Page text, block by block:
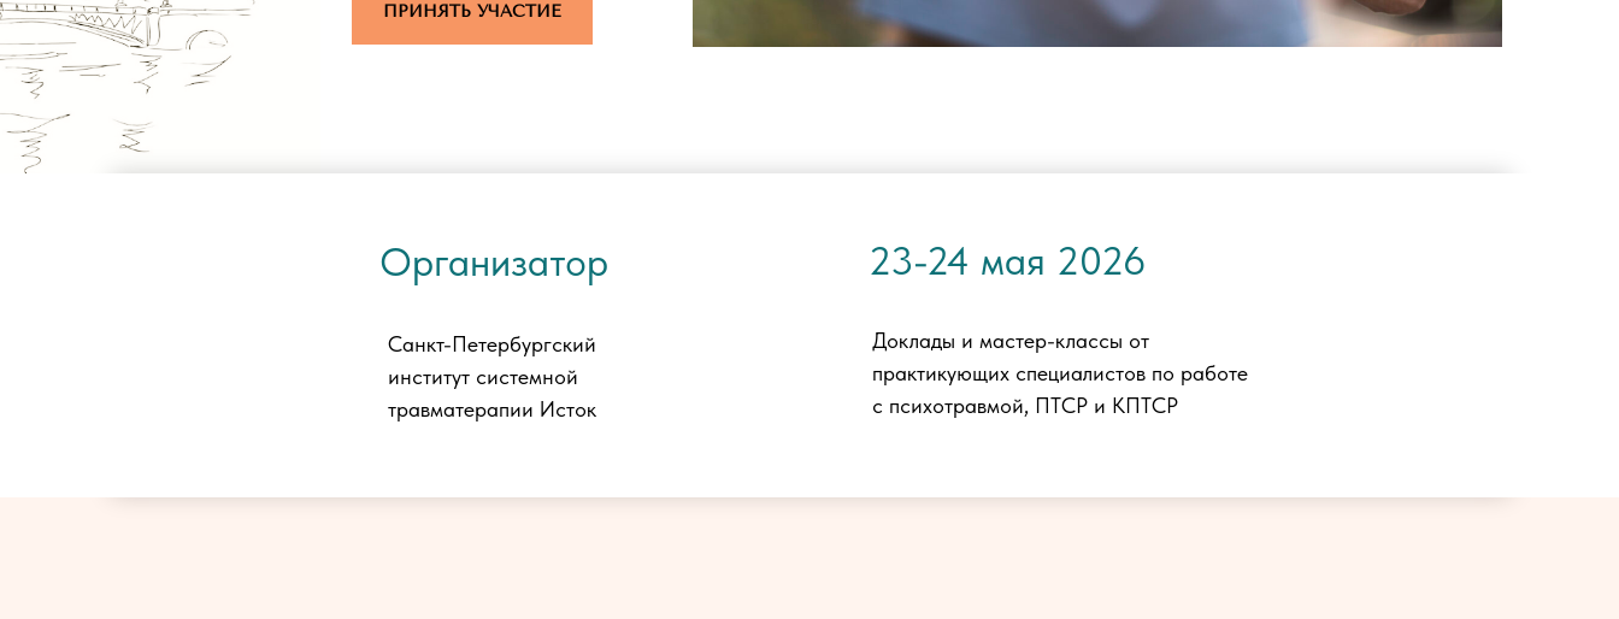
ПРИНЯТЬ УЧАСТИЕ
Санкт-Петербургский
институт системной
травматерапии Исток
Организатор 23-24 мая 2026
Доклады и мастер-классы от
практикующих специалистов по работе
с психотравмой, ПТСР и КПТСР